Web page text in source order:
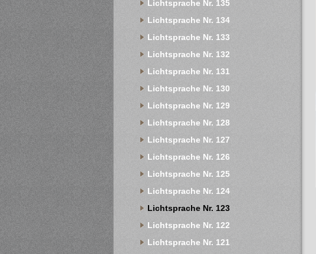
Lichtsprache Nr. 135
Lichtsprache Nr. 134
Lichtsprache Nr. 133
Lichtsprache Nr. 132
Lichtsprache Nr. 131
Lichtsprache Nr. 130
Lichtsprache Nr. 129
Lichtsprache Nr. 128
Lichtsprache Nr. 127
Lichtsprache Nr. 126
Lichtsprache Nr. 125
Lichtsprache Nr. 124
Lichtsprache Nr. 123
Lichtsprache Nr. 122
Lichtsprache Nr. 121